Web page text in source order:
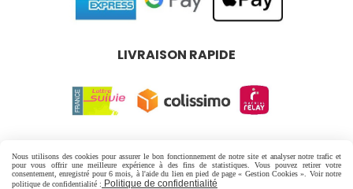
LIVRAISON RAPIDE
Politique de confidentialité
Gestion cookies
Nous utilisons des cookies pour assurer le bon fonctionnement de notre site et analyser notre trafic et
pour vous offrir une meilleure expérience à des fins de statistiques. Vous pouvez retirer votre
consentement, enregistré pour 6 mois, à l'aide du lien en pied de page « Gestion Cookies ». Voir notre
politique de confidentialité : Politique de confidentialité